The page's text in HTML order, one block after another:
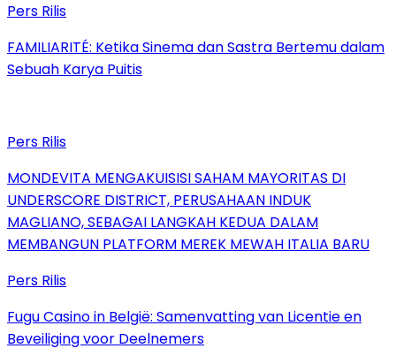
Pers Rilis
FAMILIARITÉ: Ketika Sinema dan Sastra Bertemu dalam
Sebuah Karya Puitis
Pers Rilis
MONDEVITA MENGAKUISISI SAHAM MAYORITAS DI
UNDERSCORE DISTRICT, PERUSAHAAN INDUK
MAGLIANO, SEBAGAI LANGKAH KEDUA DALAM
MEMBANGUN PLATFORM MEREK MEWAH ITALIA BARU
Pers Rilis
Fugu Casino in België: Samenvatting van Licentie en
Beveiliging voor Deelnemers